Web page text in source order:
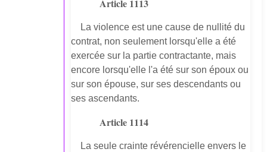
Article 1113
La violence est une cause de nullité du
contrat, non seulement lorsqu'elle a été
exercée sur la partie contractante, mais
encore lorsqu'elle l'a été sur son époux ou
sur son épouse, sur ses descendants ou
ses ascendants.
Article 1114
La seule crainte révérencielle envers le